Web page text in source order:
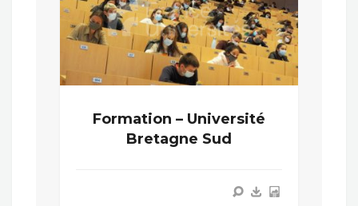
Formation – Université
Bretagne Sud